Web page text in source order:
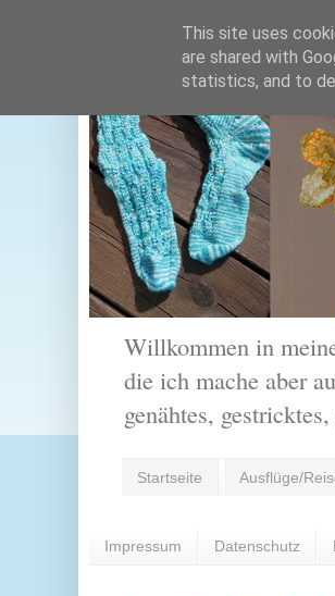
Willkommen in
die ich mache aber
genähtes,
Startseite Ausflüge/
Impressum Datenschutz
This site uses
are shared with
statistics, and to